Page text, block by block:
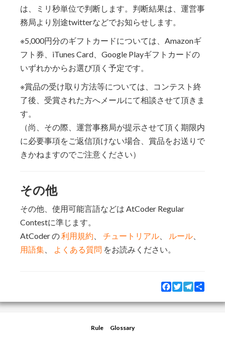
は、ミリ秒単位で判断します。判断結果は、運営事
務局より別途twitterなどでお知らせします。
※5,000円分のギフトカードについては、Amazonギ
フト券、iTunes Card、Google Playギフトカードの
いずれかからお選び頂く予定です。
※賞品の受け取り方法等については、コンテスト終
了後、受賞された方へメールにて相談させて頂きま
す。
（尚、その際、運営事務局が提示させて頂く期限内
に必要事項をご返信頂けない場合、賞品をお送りで
きかねますのでご注意ください）
その他
その他、使用可能言語などは AtCoder Regular
Contestに準じます。
AtCoder の利用規約 チュートリアル ルール
用語集
よくある質問 をお読みください。
Facebook
TwitterTelegram
Rule Glossary